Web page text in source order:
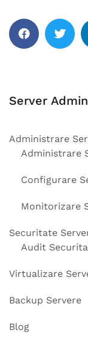
Server Admin
Administrare
Administrare
Configurare
Monitorizare
Securitate
Audit
Virtualizare
Backup Servere
Blog